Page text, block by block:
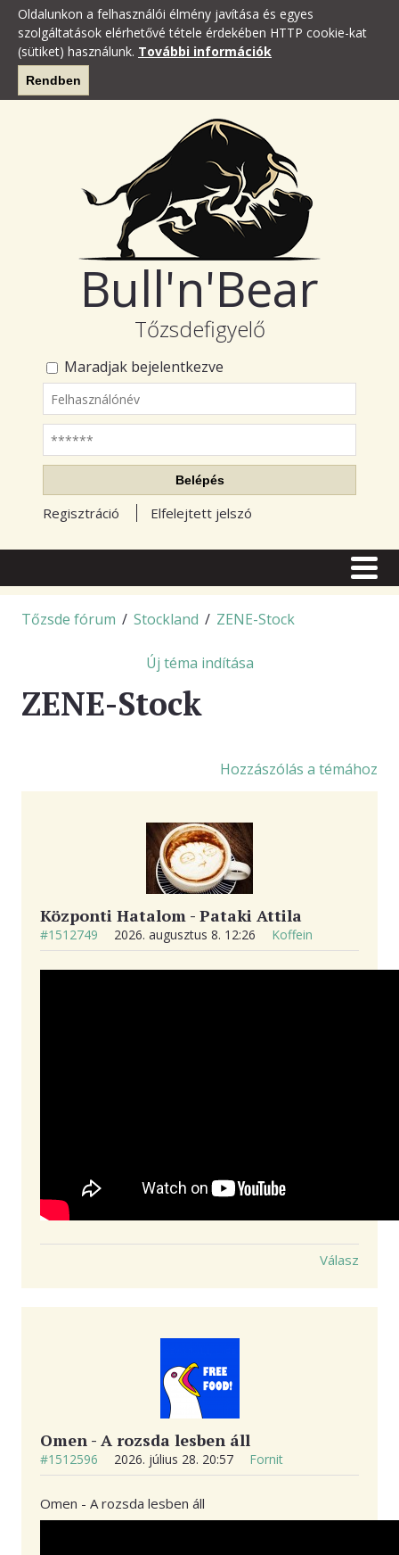
Oldalunkon a felhasználói élmény javítása és egyes
szolgáltatások elérhetővé tétele érdekében HTTP cookie-kat
(sütiket) használunk. További információk
Rendben
Bull'n'Bear
Tőzsdefigyelő
Maradjak bejelentkezve
Felhasználónév
Jelszó
Belépés
Regisztráció Elfelejtett jelszó
CIKKEK
TUDÁSTÁR
ELŐFIZETÉS
Tőzsde fórum / Stockland / ZENE-Stock
Új téma indítása
ZENE-Stock
Hozzászólás a témához
Központi Hatalom - Pataki Attila
#1512749 2026. augusztus 8. 12:26 Koffein
Válasz
Omen - A rozsda lesben áll
#1512596 2026. július 28. 20:57 Fornit
Omen - A rozsda lesben áll